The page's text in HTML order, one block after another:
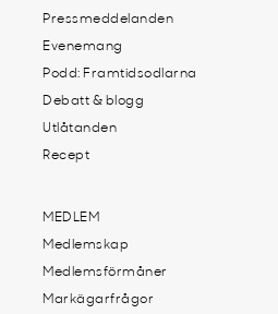
Pressmeddelanden
Evenemang
Podd: Framtidsodlarna
Debatt & blogg
Utlåtanden
Recept
MEDLEM
Medlemskap
Medlemsförmåner
Markägarfrågor